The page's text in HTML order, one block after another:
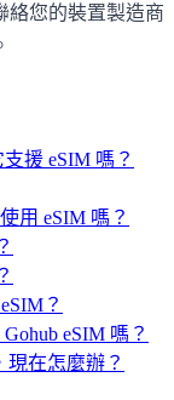
絡您的裝置製造商
援 eSIM 嗎？
用 eSIM 嗎？
？
eSIM 嗎？
現在怎麼辦？